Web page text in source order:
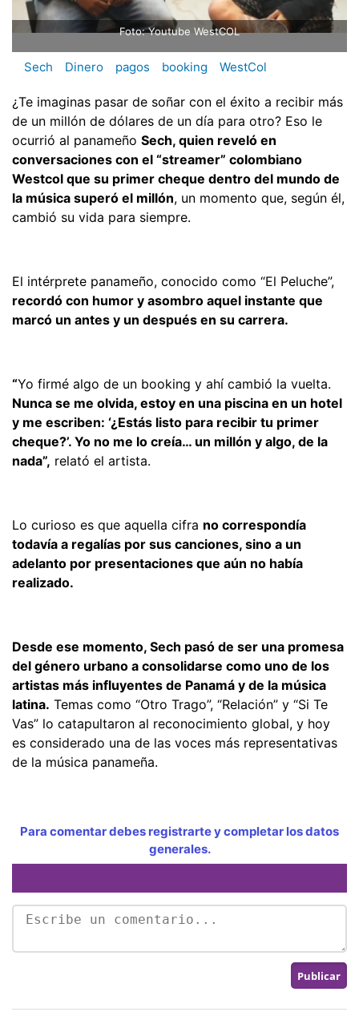
Foto: Youtube WestCOL
Sech Dinero pagos booking WestCol
¿Te imaginas pasar de soñar con el éxito a recibir más
de un millón de dólares de un día para otro? Eso le
ocurrió al panameño Sech, quien reveló en
conversaciones con el “streamer” colombiano
Westcol que su primer cheque dentro del mundo de
la música superó el millón, un momento que, según él,
cambió su vida para siempre.
El intérprete panameño, conocido como “El Peluche”,
recordó con humor y asombro aquel instante que
marcó un antes y un después en su carrera.
“Yo firmé algo de un booking y ahí cambió la vuelta.
Nunca se me olvida, estoy en una piscina en un hotel
y me escriben: ‘¿Estás listo para recibir tu primer
cheque?’. Yo no me lo creía… un millón y algo, de la
nada”, relató el artista.
Lo curioso es que aquella cifra no correspondía
todavía a regalías por sus canciones, sino a un
adelanto por presentaciones que aún no había
realizado.
Desde ese momento, Sech pasó de ser una promesa
del género urbano a consolidarse como uno de los
artistas más influyentes de Panamá y de la música
latina. Temas como “Otro Trago”, “Relación” y “Si Te
Vas” lo catapultaron al reconocimiento global, y hoy
es considerado una de las voces más representativas
de la música panameña.
Para comentar debes registrarte y completar los datos
generales.